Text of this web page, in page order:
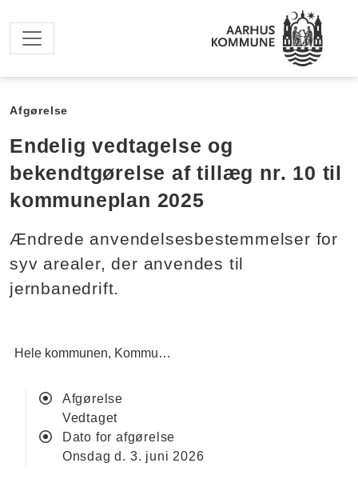
Afgørelse
Endelig vedtagelse og
bekendtgørelse af tillæg nr. 10 til
kommuneplan 2025
Ændrede anvendelsesbestemmelser for
syv arealer, der anvendes til
jernbanedrift.
Hele kommunen Kommuneplan
Afgørelse
vedtaget
Dato for afgørelse
onsdag d. 3. juni 2026